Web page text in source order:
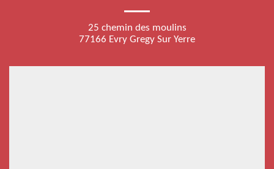
25 chemin des moulins
77166 Evry Gregy Sur Yerre